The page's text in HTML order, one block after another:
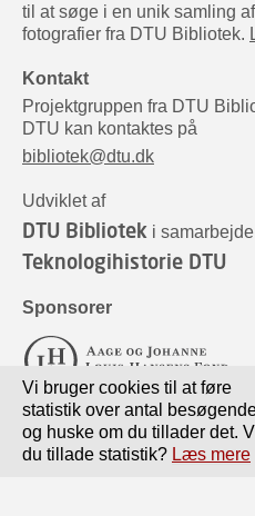
til at søge i en unik samling
fotografier fra DTU Bibliotek.
Kontakt
Projektgruppen fra DTU
DTU kan kontaktes på
bibliotek@dtu.dk
Udviklet af
DTU Bibliotek i
Teknologihistorie DTU
Sponsorer
Vi bruger cookies til at føre
statistik over antal
og huske om du tillader det.
du tillade statistik? Læs mere